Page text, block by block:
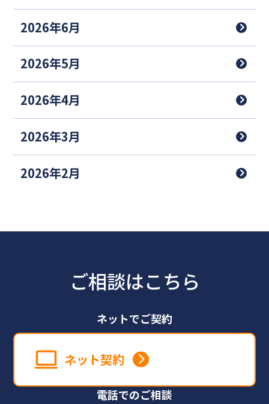
2026年6月
2026年5月
2026年4月
2026年3月
2026年2月
ご相談はこちら
ネットでご契約
ネット契約
電話でのご相談